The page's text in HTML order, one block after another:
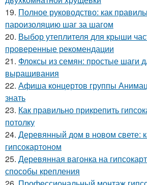
19. Полное руководство: как
пароизоляцию шаг за шагом
20. Выбор утеплителя для крыши
проверенные рекомендации
21. Флоксы из семян: простые шаги
выращивания
22. Афиша концертов группы
знать
23. Как правильно прикрепить
потолку
24. Деревянный дом в новом свете:
гипсокартоном
25. Деревянная вагонка на
способы крепления